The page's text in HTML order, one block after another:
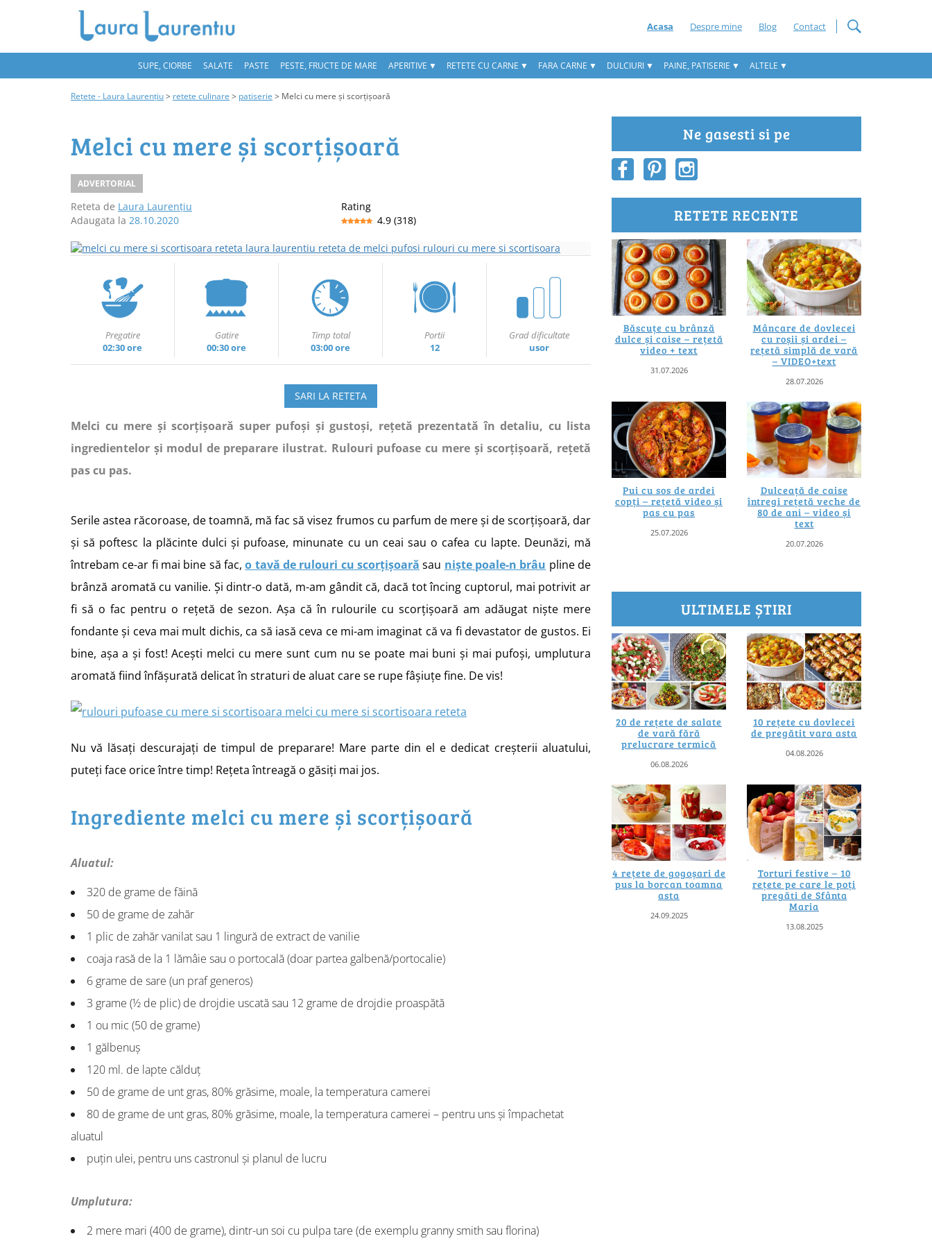
Acasa Despre mine Blog Contact
SUPE, CIORBE SALATE PASTE PESTE, FRUCTE DE MARE APERITIVE RETETE CU CARNE FARA CARNE DULCIURI PAINE, PATISERIE ALTELE
Rețete - Laura Laurențiu> retete culinare > patiserie > Melci cu mere și scorțișoară
Melci cu mere și scorțișoară
ADVERTORIAL
Reteta de Laura Laurențiu
Adaugata la 28.10.2020
Rating
4.9 (318)
Pregatire
02:30 ore
Gatire
00:30 ore
Timp total
03:00 ore
Portii
12
Grad dificultate
usor
SARI LA RETETA
Melci cu mere și scorțișoară super pufoși și gustoși, rețetă prezentată în detaliu, cu lista
ingredientelor și modul de preparare ilustrat. Rulouri pufoase cu mere și scorțișoară, rețetă
pas cu pas.
Serile astea răcoroase, de toamnă, mă fac să visez frumos cu parfum de mere și de scorțișoară, dar
și să poftesc la plăcinte dulci și pufoase, minunate cu un ceai sau o cafea cu lapte. Deunăzi, mă
întrebam ce-ar fi mai bine să fac,o tavă de rulouri cu scorțișoară sau niște poale-n brâu pline de
brânză aromată cu vanilie. Și dintr-o dată, m-am gândit că, dacă tot încing cuptorul, mai potrivit ar
fi să o fac pentru o rețetă de sezon. Așa că în rulourile cu scorțișoară am adăugat niște mere
fondante și ceva mai mult dichis, ca să iasă ceva ce mi-am imaginat că va fi devastator de gustos. Ei
bine, așa a și fost! Acești melci cu mere sunt cum nu se poate mai buni și mai pufoși, umplutura
aromată fiind înfășurată delicat în straturi de aluat care se rupe fâșiuțe fine. De vis!
Nu vă lăsați descurajați de timpul de preparare! Mare parte din el e dedicat creșterii aluatului,
puteți face orice între timp! Rețeta întreagă o găsiți mai jos.
Ingrediente melci cu mere și scorțișoară
Aluatul:
320 de grame de făină
50 de grame de zahăr
1 plic de zahăr vanilat sau 1 lingură de extract de vanilie
coaja rasă de la 1 lămâie sau o portocală (doar partea galbenă/portocalie)
6 grame de sare (un praf generos)
3 grame (½ de plic) de drojdie uscată sau 12 grame de drojdie proaspătă
1 ou mic (50 de grame)
1 gălbenuș
120 ml. de lapte călduț
50 de grame de unt gras, 80% grăsime, moale, la temperatura camerei
80 de grame de unt gras, 80% grăsime, moale, la temperatura camerei – pentru uns și împachetat
aluatul
puțin ulei, pentru uns castronul și planul de lucru
Umplutura:
2 mere mari (400 de grame), dintr-un soi cu pulpa tare (de exemplu granny smith sau florina)
Ne gasesti si pe
RETETE RECENTE
Băscuțe cu brânză
dulce și caise – rețetă
video + text
31.07.2026
Mâncare de dovlecei
cu roșii și ardei –
rețetă simplă de vară
– VIDEO+text
28.07.2026
Pui cu sos de ardei
copți – rețetă video și
pas cu pas
25.07.2026
Dulceață de caise
întregi rețetă veche de
80 de ani – video și
text
20.07.2026
ULTIMELE ȘTIRI
20 de rețete de salate
de vară fără
prelucrare termică
06.08.2026
10 rețete cu dovlecei
de pregătit vara asta
04.08.2026
4 rețete de gogoșari de
pus la borcan toamna
asta
24.09.2025
Torturi festive – 10
rețete pe care le poți
pregăti de Sfânta
Maria
13.08.2025